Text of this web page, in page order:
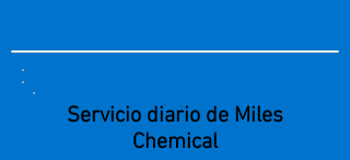
Servicio diario de Miles
Chemical